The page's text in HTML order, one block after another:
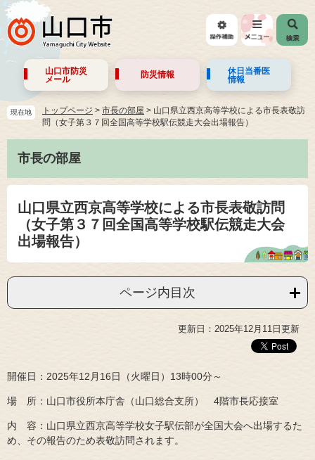
山口市防災
メール
防災情報
休日当番医
情報
現在地 トップページ > 市長の部屋 > 山口県立西京高等学校による市長表敬訪
問（女子第３７回全国高等学校駅伝競走大会出場報告）
市長の部屋
山口県立西京高等学校による市長表敬訪問
（女子第３７回全国高等学校駅伝競走大会
出場報告）
ページ内目次
更新日：2025年12月11日更新
開催日：2025年12月16日（火曜日）13時00分～
場 所：山口市役所本庁舎（山口総合支所） 4階市長応接室
内 容：山口県立西京高等学校女子駅伝部が全国大会へ出場するた
め、その報告のため表敬訪問されます。